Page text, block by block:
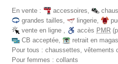
En vente :
accessoires,
grandes tailles, lingerie,
vente en ligne , accès PMR
CB acceptée,
retrait en
Pour tous : chaussettes, vêtements
Pour femmes : collants